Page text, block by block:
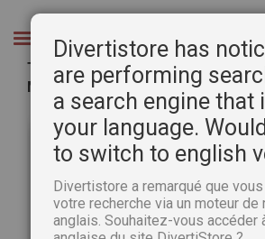
Chercher
Tout savoir sur les Illuminati et le
Mondial - Version Digitale
galerie
Divertistore has
are performing
a search engine that
your language.
to switch to english
Divertistore a remarqué que
votre recherche via un moteur de
anglais. Souhaitez-vous accéder